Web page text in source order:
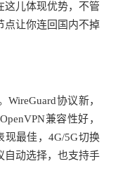
这儿体现优势，不管
点让你连回国内不掉
协议新，
兼容性好，
最佳，4G/5G切换
自动选择，也支持手